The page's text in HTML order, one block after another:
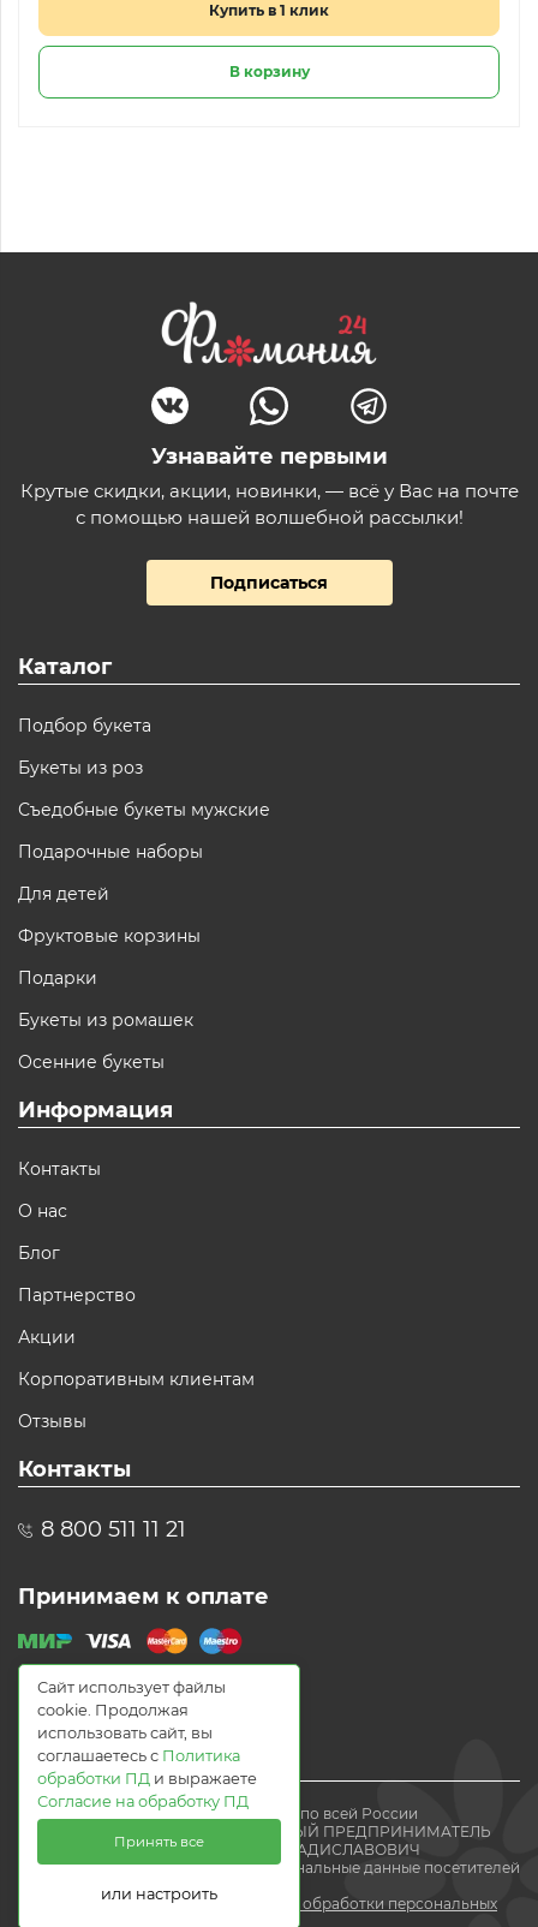
Купить в 1 клик
В корзину
Узнавайте первыми
Крутые скидки, акции, новинки, — всё у Вас на почте
с помощью нашей волшебной рассылки!
Подписаться
Каталог
Подбор букета
Букеты из роз
Съедобные букеты мужские
Подарочные наборы
Для детей
Фруктовые корзины
Подарки
Букеты из ромашек
Осенние букеты
Информация
Контакты
О нас
Блог
Партнерство
Акции
Корпоративным клиентам
Отзывы
Контакты
8 800 511 11 21
Принимаем к оплате
© 2021 Доставка цветов по всей России
Flomania24.ru ИНДИВИДУАЛЬНЫЙ ПРЕДПРИНИМАТЕЛЬ
ВОЛЕВАЧ ЕВГЕНИЙ ВЛАДИСЛАВОВИЧ
Мы получаем и обрабатываем персональные данные посетителей
сайта в соответствии сполитикой обработки персональных
данных.
Сайт использует файлы
cookie. Продолжая
использовать сайт, вы
соглашаетесь с Политика
обработки ПД и выражаете
Согласие на обработку ПД
Принять все
или настроить